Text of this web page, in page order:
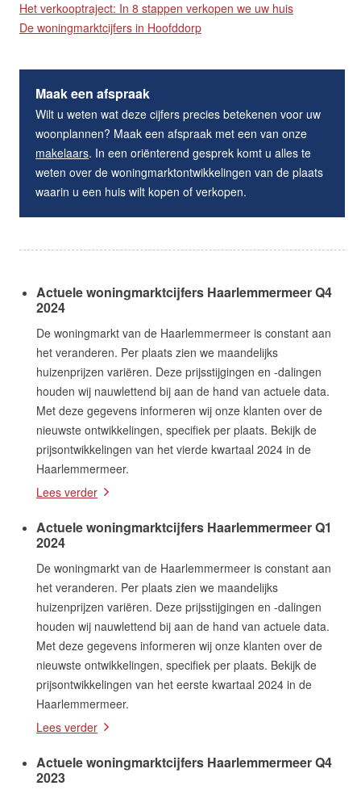
Het verkooptraject: In 8 stappen verkopen we uw huis
De woningmarktcijfers in Hoofddorp
Maak een afspraak
Wilt u weten wat deze cijfers precies betekenen voor uw
woonplannen? Maak een afspraak met een van onze
makelaars. In een oriënterend gesprek komt u alles te
weten over de woningmarktontwikkelingen van de plaats
waarin u een huis wilt kopen of verkopen.
Actuele woningmarktcijfers Haarlemmermeer Q4
2024
De woningmarkt van de Haarlemmermeer is constant aan
het veranderen. Per plaats zien we maandelijks
huizenprijzen variëren. Deze prijsstijgingen en -dalingen
houden wij nauwlettend bij aan de hand van actuele data.
Met deze gegevens informeren wij onze klanten over de
nieuwste ontwikkelingen, specifiek per plaats. Bekijk de
prijsontwikkelingen van het vierde kwartaal 2024 in de
Haarlemmermeer.
Lees verder
Actuele woningmarktcijfers Haarlemmermeer Q1
2024
De woningmarkt van de Haarlemmermeer is constant aan
het veranderen. Per plaats zien we maandelijks
huizenprijzen variëren. Deze prijsstijgingen en -dalingen
houden wij nauwlettend bij aan de hand van actuele data.
Met deze gegevens informeren wij onze klanten over de
nieuwste ontwikkelingen, specifiek per plaats. Bekijk de
prijsontwikkelingen van het eerste kwartaal 2024 in de
Haarlemmermeer.
Lees verder
Actuele woningmarktcijfers Haarlemmermeer Q4
2023